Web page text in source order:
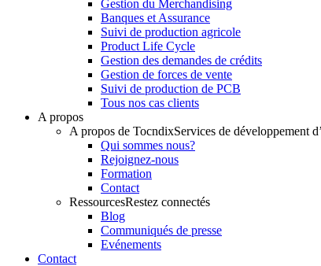
Gestion du Merchandising
Banques et Assurance
Suivi de production agricole
Product Life Cycle
Gestion des demandes de crédits
Gestion de forces de vente
Suivi de production de PCB
Tous nos cas clients
A propos
A propos de TocndixServices de développement
Qui sommes nous?
Rejoignez-nous
Formation
Contact
RessourcesRestez connectés
Blog
Communiqués de presse
Evénements
Contact